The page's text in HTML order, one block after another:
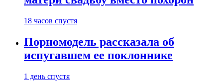
18 часов спустя
Порномодель рассказала об
испугавшем ее поклоннике
1 день спустя